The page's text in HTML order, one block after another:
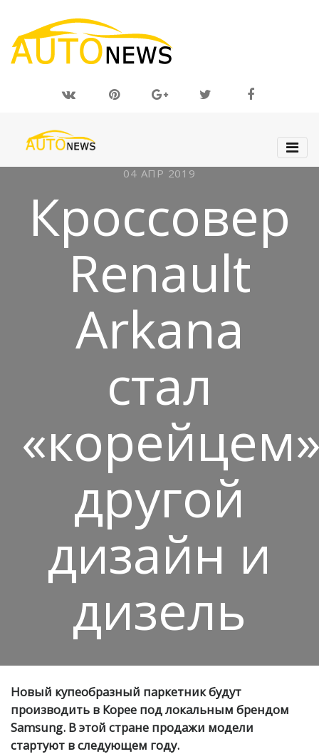
04 АПР 2019
Кроссовер
Renault
Arkana
стал
другой
дизайн и
дизель
Новый купеобразный паркетник будут
производить в Корее под локальным брендом
Samsung. В этой стране продажи модели
стартуют в следующем году.